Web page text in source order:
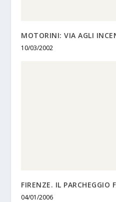
MOTORINI: VIA AGLI
10/03/2002
FIRENZE. IL PARCHEGGIO
04/01/2006